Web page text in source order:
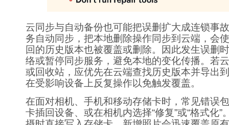
云同步与自动备份也可能把误删扩大成连锁事
务自动同步，把本地删除操作同步到云端，会
回的历史版本也被覆盖或删除。因此发生误删
络或暂停同步服务，避免本地的变化传播。若
或回收站，应优先在云端查找历史版本并导出
在受影响设备上反复操作以免触发覆盖。
在面对相机、手机和移动存储卡时，常见错误
卡插回设备、或在相机内选择“修复”或“格式化”